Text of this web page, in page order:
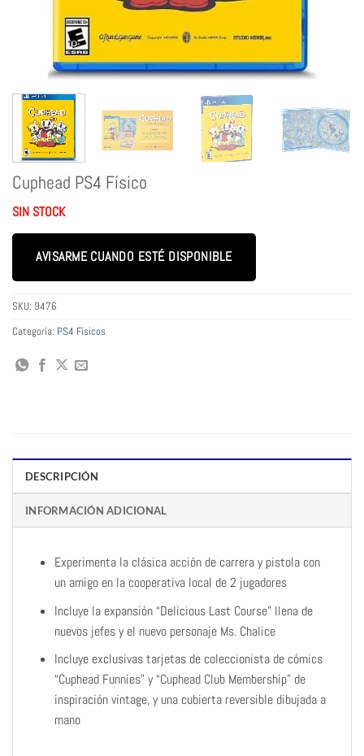
Cuphead PS4 Físico
SIN STOCK
AVISARME CUANDO ESTÉ DISPONIBLE
SKU: 9476
Categoría: PS4 Físicos
DESCRIPCIÓN
INFORMACIÓN ADICIONAL
Experimenta la clásica acción de carrera y pistola con
un amigo en la cooperativa local de 2 jugadores
Incluye la expansión “Delicious Last Course” llena de
nuevos jefes y el nuevo personaje Ms. Chalice
Incluye exclusivas tarjetas de coleccionista de cómics
“Cuphead Funnies” y “Cuphead Club Membership” de
inspiración vintage, y una cubierta reversible dibujada a
mano